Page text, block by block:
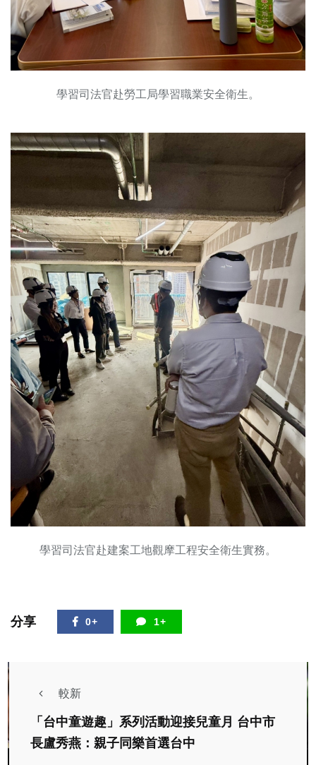
學習司法官赴勞工局學習職業安全衛生。
學習司法官赴建案工地觀摩工程安全衛生實務。
分享 0+ 1+
較新
「台中童遊趣」系列活動迎接兒童月 台中市
長盧秀燕：親子同樂首選台中